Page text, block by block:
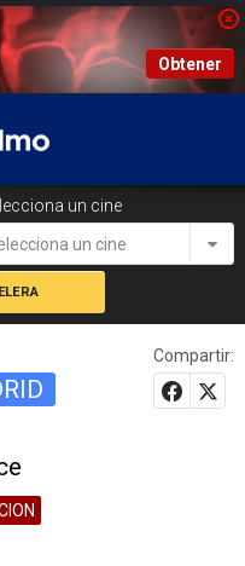
Obtener
un cine
un cine
Compartir: